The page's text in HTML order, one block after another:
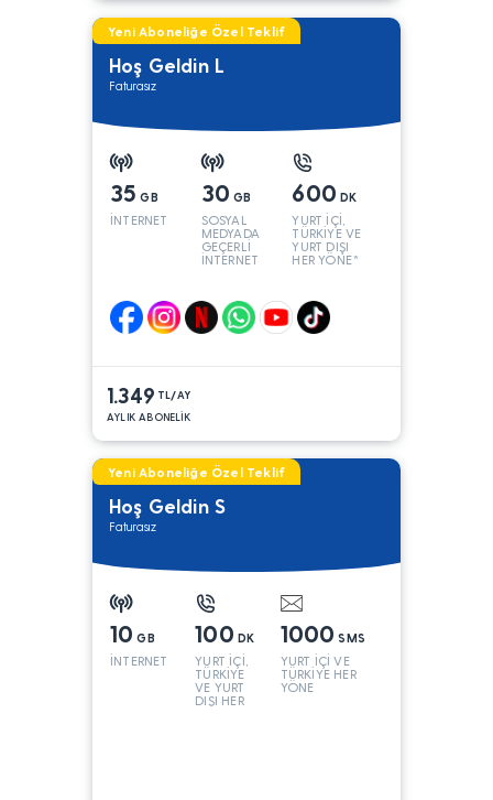
Yeni Aboneliğe Özel Teklif
Hoş Geldin L
Faturasız
35 GB
İNTERNET
30 GB
SOSYAL
MEDYADA
GEÇERLİ
İNTERNET
600 DK
YURT İÇİ,
TÜRKİYE VE
YURT DIŞI
HER YÖNE*
1.349 TL/AY
AYLIK ABONELİK
Yeni Aboneliğe Özel Teklif
Hoş Geldin S
Faturasız
10 GB
İNTERNET
100 DK
YURT İÇİ,
TÜRKİYE
VE YURT
DIŞI HER
1000 SMS
YURT İÇİ VE
TÜRKİYE HER
YÖNE